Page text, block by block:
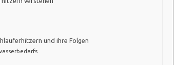
und ihre Folgen